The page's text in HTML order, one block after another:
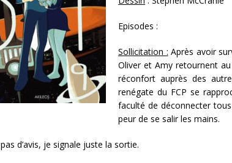
Episodes :
Sollicitation : Après avoir
Oliver et Amy retournent
réconfort auprès des
renégate du FCP se
faculté de déconnecter
peur de se salir les mains.
pas d’avis, je signale juste la sortie.